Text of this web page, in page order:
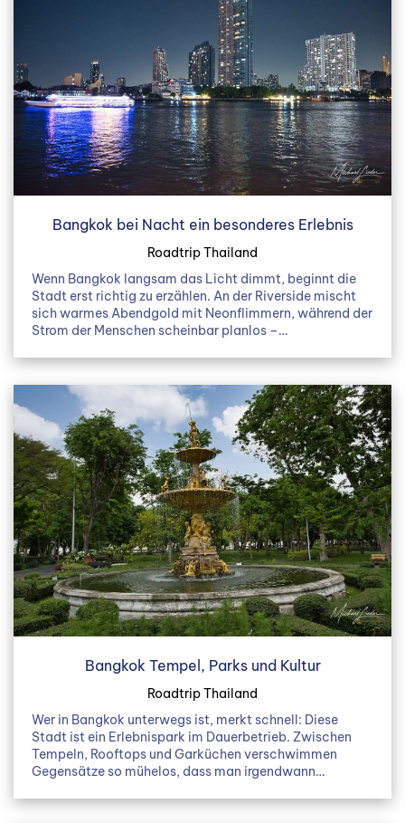
Bangkok bei Nacht ein besonderes Erlebnis
Roadtrip Thailand
Wenn Bangkok langsam das Licht dimmt, beginnt die
Stadt erst richtig zu erzählen. An der Riverside mischt
sich warmes Abendgold mit Neonflimmern, während der
Strom der Menschen scheinbar planlos –…
Bangkok Tempel, Parks und Kultur
Roadtrip Thailand
Wer in Bangkok unterwegs ist, merkt schnell: Diese
Stadt ist ein Erlebnispark im Dauerbetrieb. Zwischen
Tempeln, Rooftops und Garküchen verschwimmen
Gegensätze so mühelos, dass man irgendwann…